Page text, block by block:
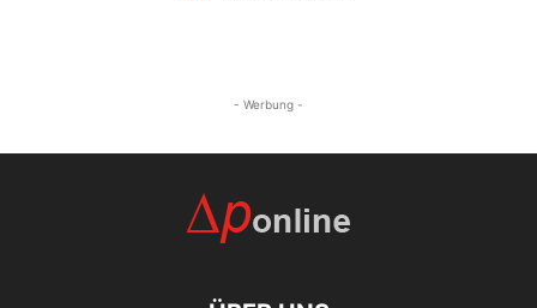
- Werbung -